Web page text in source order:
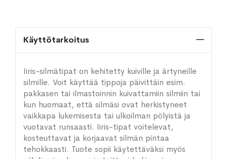
Käyttötarkoitus
Iiris-silmätipat on kehitetty kuiville ja ärtyneille
silmille. Voit käyttää tippoja päivittäin esim.
pakkasen tai ilmastoinnin kuivattamiin silmiin tai
kun huomaat, että silmäsi ovat herkistyneet
vaikkapa lukemisesta tai ulkoilman pölyistä ja
vuotavat runsaasti. Iiris-tipat voitelevat,
kosteuttavat ja korjaavat silmän pintaa
tehokkaasti. Tuote sopii käytettäväksi myös